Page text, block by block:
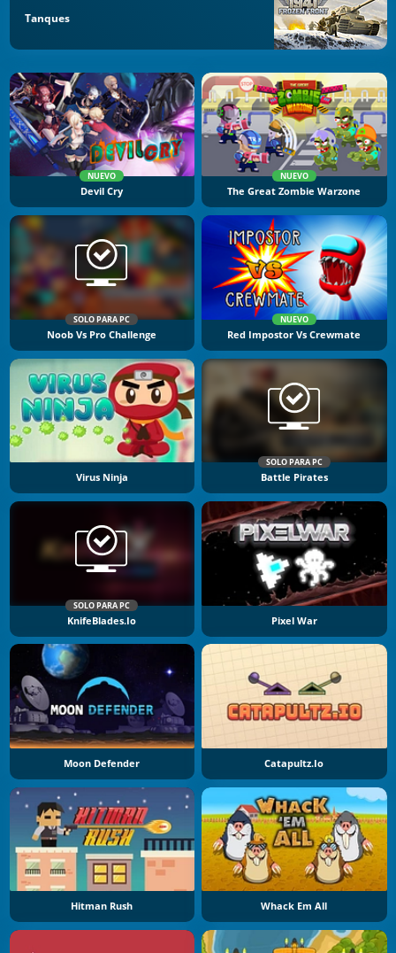
Tanques
NUEVO
Devil Cry
NUEVO
The Great Zombie Warzone
SOLO PARA PC
Noob Vs Pro Challenge
NUEVO
Red Impostor Vs Crewmate
Virus Ninja
SOLO PARA PC
Battle Pirates
SOLO PARA PC
KnifeBlades.io Pixel War
Moon Defender Catapultz.io
Hitman Rush Whack Em All